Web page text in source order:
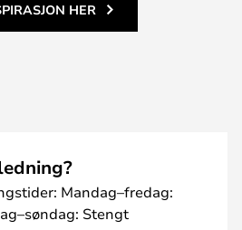
HER
Mandag–fredag:
Stengt